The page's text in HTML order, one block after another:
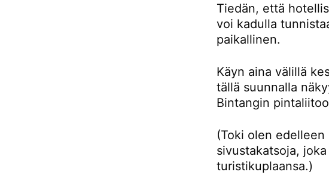
Tiedän, että
voi kadulla
paikallinen.
Käyn aina välillä
tällä suunnalla
Bintangin
(Toki olen
sivustakatsoja,
turistikuplaansa.)